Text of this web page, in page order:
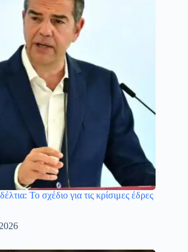
Το σχέδιο για τις κρίσιμες έδρες